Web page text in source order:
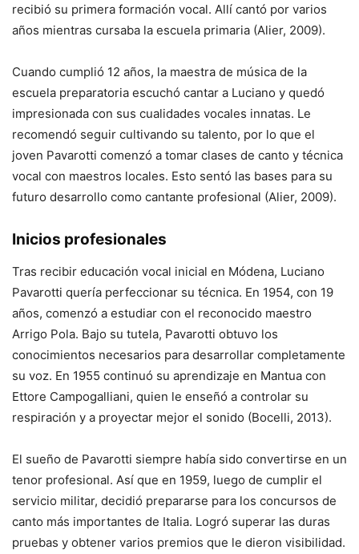
recibió su primera formación vocal. Allí cantó por varios
años mientras cursaba la escuela primaria (Alier, 2009).
Cuando cumplió 12 años, la maestra de música de la
escuela preparatoria escuchó cantar a Luciano y quedó
impresionada con sus cualidades vocales innatas. Le
recomendó seguir cultivando su talento, por lo que el
joven Pavarotti comenzó a tomar clases de canto y técnica
vocal con maestros locales. Esto sentó las bases para su
futuro desarrollo como cantante profesional (Alier, 2009).
Inicios profesionales
Tras recibir educación vocal inicial en Módena, Luciano
Pavarotti quería perfeccionar su técnica. En 1954, con 19
años, comenzó a estudiar con el reconocido maestro
Arrigo Pola. Bajo su tutela, Pavarotti obtuvo los
conocimientos necesarios para desarrollar completamente
su voz. En 1955 continuó su aprendizaje en Mantua con
Ettore Campogalliani, quien le enseñó a controlar su
respiración y a proyectar mejor el sonido (Bocelli, 2013).
El sueño de Pavarotti siempre había sido convertirse en un
tenor profesional. Así que en 1959, luego de cumplir el
servicio militar, decidió prepararse para los concursos de
canto más importantes de Italia. Logró superar las duras
pruebas y obtener varios premios que le dieron visibilidad.